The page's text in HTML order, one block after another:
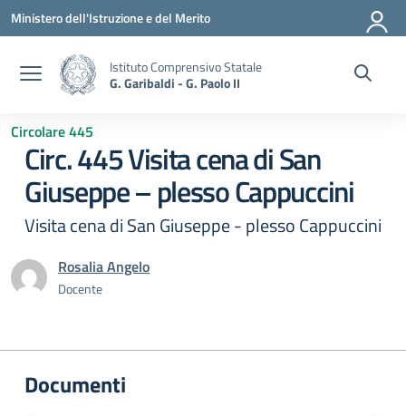
Vai ai contenuti
Vai al menu di navigazione
Vai al footer
Ministero dell'Istruzione e del Merito
Istituto Comprensivo Statale
G. Garibaldi - G. Paolo II
Circolare 445
Circ. 445 Visita cena di San
Giuseppe – plesso Cappuccini
Visita cena di San Giuseppe - plesso Cappuccini
Rosalia Angelo
Docente
Documenti